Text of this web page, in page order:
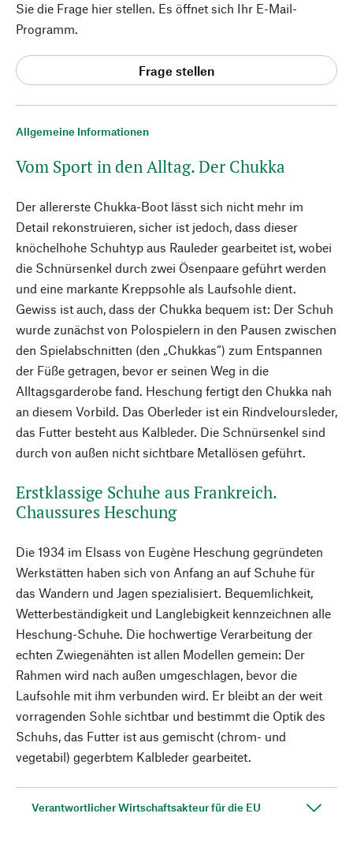
Allgemeine Informationen
Vom Sport in den Alltag. Der Chukka
Der allererste Chukka-Boot lässt sich nicht mehr im
Detail rekonstruieren, sicher ist jedoch, dass dieser
knöchelhohe Schuhtyp aus Rauleder gearbeitet ist, wobei
die Schnürsenkel durch zwei Ösenpaare geführt werden
und eine markante Kreppsohle als Laufsohle dient.
Gewiss ist auch, dass der Chukka bequem ist: Der Schuh
wurde zunächst von Polospielern in den Pausen zwischen
den Spielabschnitten (den „Chukkas“) zum Entspannen
der Füße getragen, bevor er seinen Weg in die
Alltagsgarderobe fand. Heschung fertigt den Chukka nah
an diesem Vorbild. Das Oberleder ist ein Rindveloursleder,
das Futter besteht aus Kalbleder. Die Schnürsenkel sind
durch von außen nicht sichtbare Metallösen geführt.
Erstklassige Schuhe aus Frankreich.
Chaussures Heschung
Die 1934 im Elsass von Eugène Heschung gegründeten
Werkstätten haben sich von Anfang an auf Schuhe für
das Wandern und Jagen spezialisiert. Bequemlichkeit,
Wetterbeständigkeit und Langlebigkeit kennzeichnen alle
Heschung-Schuhe. Die hochwertige Verarbeitung der
echten Zwiegenähten ist allen Modellen gemein: Der
Rahmen wird nach außen umgeschlagen, bevor die
Laufsohle mit ihm verbunden wird. Er bleibt an der weit
vorragenden Sohle sichtbar und bestimmt die Optik des
Schuhs, das Futter ist aus gemischt (chrom- und
vegetabil) gegerbtem Kalbleder gearbeitet.
Verantwortlicher Wirtschaftsakteur für die EU
Sie die Frage hier stellen. Es öffnet sich Ihr E-Mail-
Programm.
Frage stellen